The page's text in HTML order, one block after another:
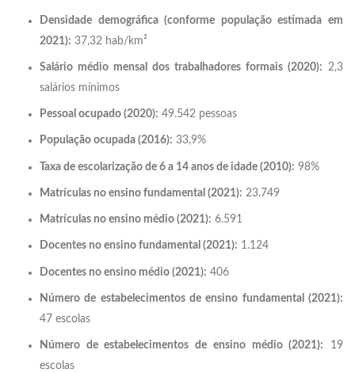
Densidade demográfica (conforme população estimada em
2021): 37,32 hab/km²
Salário médio mensal dos trabalhadores formais (2020): 2,3
salários mínimos
Pessoal ocupado (2020): 49.542 pessoas
População ocupada (2016): 33,9%
Taxa de escolarização de 6 a 14 anos de idade (2010): 98%
Matrículas no ensino fundamental (2021): 23.749
Matrículas no ensino médio (2021): 6.591
Docentes no ensino fundamental (2021): 1.124
Docentes no ensino médio (2021): 406
Número de estabelecimentos de ensino fundamental (2021):
47 escolas
Número de estabelecimentos de ensino médio (2021): 19
escolas